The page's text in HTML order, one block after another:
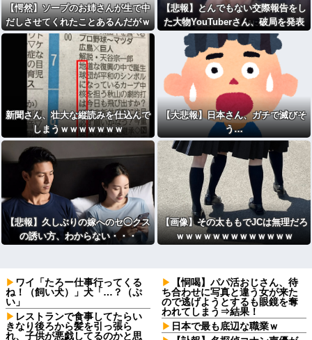
【愕然】ソープのお姉さんが生で中
だしさせてくれたことあるんだがｗ
ｗｗｗｗｗｗｗｗwwww
【悲報】とんでもない交際報告をし
た大物YouTuberさん、破局を発表
新聞さん、壮大な縦読みを仕込んで
しまうｗｗｗｗｗｗｗ
【大悲報】日本さん、ガチで滅びそ
う…
【悲報】久しぶりの嫁へのセ◯クス
の誘い方、わからない・・・
【画像】その太ももでJCは無理だろ
ｗｗｗｗｗｗｗｗｗｗｗｗｗ
ワイ「たろー仕事行ってくる
ね！（飼い犬）」犬「…？（ぷ
い」
レストランで食事してたらい
きなり後ろから髪を引っ張ら
れ、子供が悪戯してるのかと思
【恫喝】パパ活おじさん、待
ち合わせに写真と違う女が来た
ので逃げようとするも眼鏡を奪
われてしまう⇒結果！
日本で最も底辺な職業ｗ